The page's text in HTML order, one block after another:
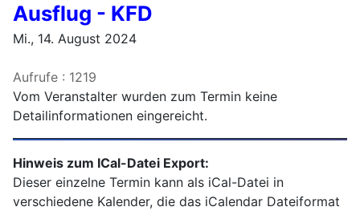
Ausflug - KFD
Mi., 14. August 2024
Aufrufe : 1219
Vom Veranstalter wurden zum Termin keine
Detailinformationen eingereicht.
Hinweis zum ICal-Datei Export:
Dieser einzelne Termin kann als iCal-Datei in
verschiedene Kalender, die das iCalendar Dateiformat